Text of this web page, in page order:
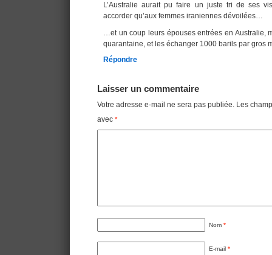
L’Australie aurait pu faire un juste tri de ses
accorder qu’aux femmes iraniennes dévoilées…
…et un coup leurs épouses entrées en Australie,
quarantaine, et les échanger 1000 barils par gros
Répondre
Laisser un commentaire
Votre adresse e-mail ne sera pas publiée. Les
avec *
Nom *
E-mail *